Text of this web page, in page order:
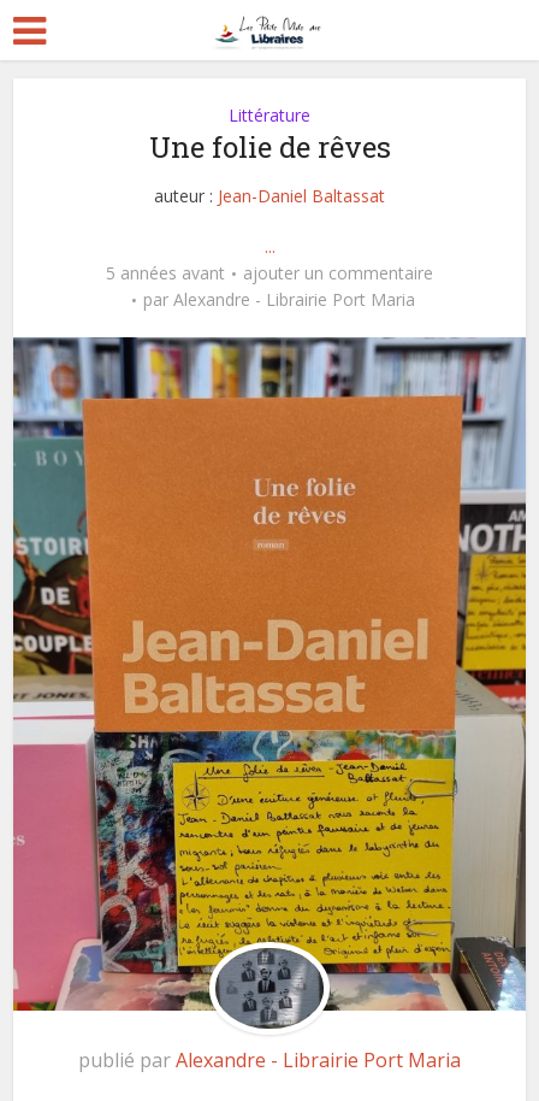
Littérature
Une folie de rêves
auteur : Jean-Daniel Baltassat
...
5 années avant
ajouter un commentaire
par Alexandre - Librairie Port Maria
publié parAlexandre - Librairie Port Maria